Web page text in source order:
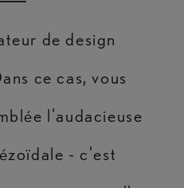
de design
ce cas, vous
l'audacieuse
- c'est